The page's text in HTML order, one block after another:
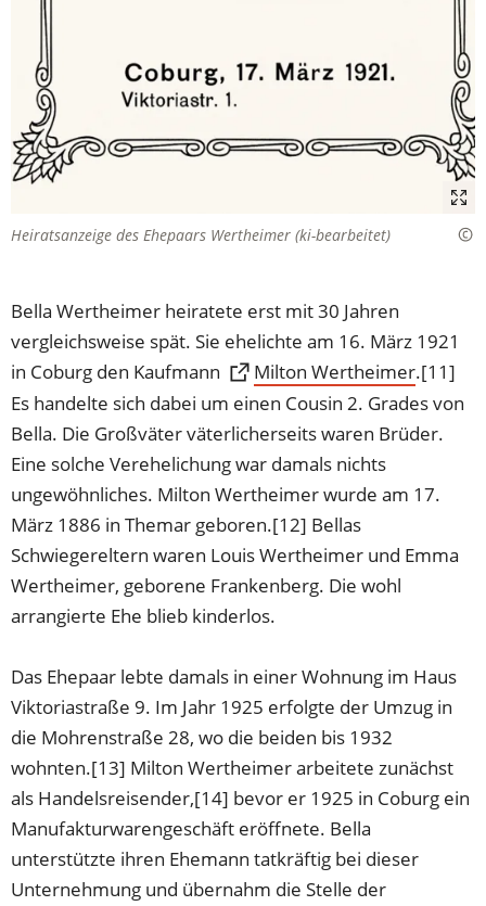
Heiratsanzeige des Ehepaars Wertheimer (ki-bearbeitet)
Bella Wertheimer heiratete erst mit 30 Jahren
vergleichsweise spät. Sie ehelichte am 16. März 1921
in Coburg den Kaufmann
Milton Wertheimer
(Öffnet
in
einem
neuen
Tab)
.[11]
Es handelte sich dabei um einen Cousin 2. Grades von
Bella. Die Großväter väterlicherseits waren Brüder.
Eine solche Verehelichung war damals nichts
ungewöhnliches. Milton Wertheimer wurde am 17.
März 1886 in Themar geboren.[12] Bellas
Schwiegereltern waren Louis Wertheimer und Emma
Wertheimer, geborene Frankenberg. Die wohl
arrangierte Ehe blieb kinderlos.
Das Ehepaar lebte damals in einer Wohnung im Haus
Viktoriastraße 9. Im Jahr 1925 erfolgte der Umzug in
die Mohrenstraße 28, wo die beiden bis 1932
wohnten.[13] Milton Wertheimer arbeitete zunächst
als Handelsreisender,[14] bevor er 1925 in Coburg ein
Manufakturwarengeschäft eröffnete. Bella
unterstützte ihren Ehemann tatkräftig bei dieser
Unternehmung und übernahm die Stelle der